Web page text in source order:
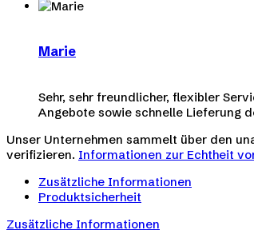
Marie
Sehr, sehr freundlicher, flexibler
Angebote sowie schnelle Lieferung
Unser Unternehmen sammelt über den
verifizieren. Informationen zur Echtheit
Zusätzliche Informationen
Produktsicherheit
Zusätzliche Informationen